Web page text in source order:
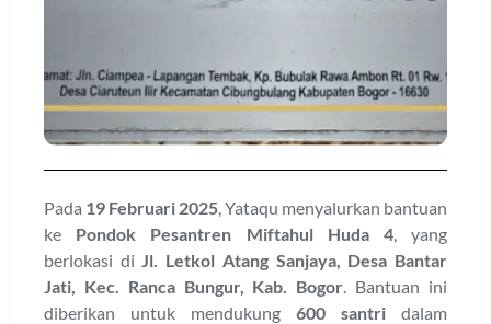
Pada 19 Februari 2025, Yataqu menyalurkan bantuan
ke Pondok Pesantren Miftahul Huda 4, yang
berlokasi diJl. Letkol Atang Sanjaya, Desa Bantar
Jati, Kec. Ranca Bungur, Kab. Bogor. Bantuan ini
diberikan untuk mendukung 600 santri dalam